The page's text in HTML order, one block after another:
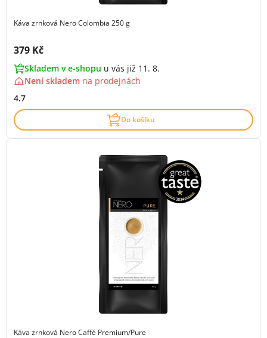
Káva zrnková Nero Colombia 250 g
Cena s DPH:
379 Kč
Skladem v e-shopu u vás již 11. 8.
Není skladem na prodejnách
4.7
Do košíku
Káva zrnková Nero Caffé Premium/Pure